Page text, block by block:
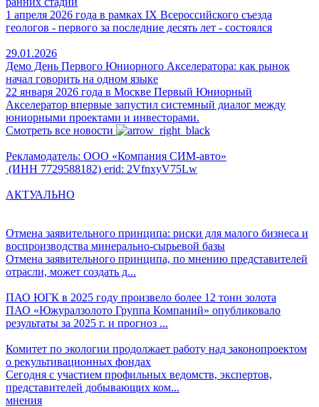
1 апреля 2026 года в рамках IX Всероссийского съезда
геологов - первого за последние десять лет - состоялся
29.01.2026
Демо День Первого Юниорного Акселератора: как рынок
начал говорить на одном языке
22 января 2026 года в Москве Первый Юниорный
Акселератор впервые запустил системный диалог между
юниорными проектами и инвесторами.
Смотреть все новости
Рекламодатель: ООО «Компания СИМ-авто»
(ИНН 7729588182) erid: 2VfnxyV75Lw
АКТУАЛЬНО
Отмена заявительного принципа: риски для малого бизнеса и
воспроизводства минерально-сырьевой базы
Отмена заявительного принципа, по мнению представителей
отрасли, может создать д...
ПАО ЮГК в 2025 году произвело более 12 тонн золота
ПАО «Южуралзолото Группа Компаний» опубликовало
результаты за 2025 г. и прогноз ...
Комитет по экологии продолжает работу над законопроектом
о рекультивационных фондах
Сегодня с участием профильных ведомств, экспертов,
представителей добывающих ком...
мнения